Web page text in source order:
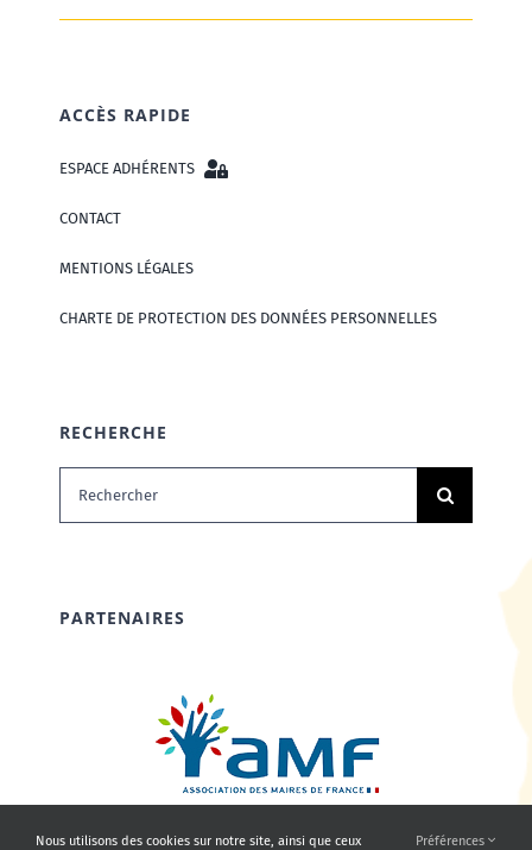
ACCÈS RAPIDE
ESPACE ADHÉRENTS
CONTACT
MENTIONS LÉGALES
CHARTE DE PROTECTION DES DONNÉES PERSONNELLES
RECHERCHE
Rechercher:
PARTENAIRES
Nous utilisons des cookies sur notre site, ainsi que ceux Préférences